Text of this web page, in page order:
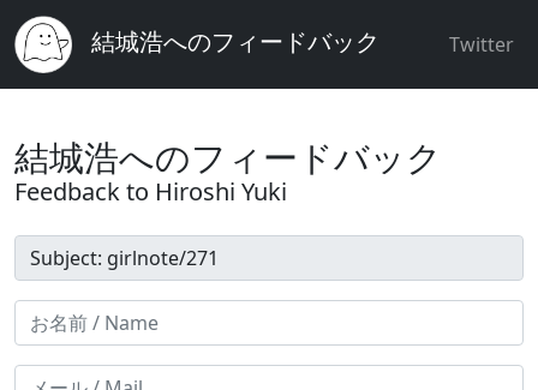
結城浩へのフィードバック Twitter
結城浩へのフィードバック
Feedback to Hiroshi Yuki